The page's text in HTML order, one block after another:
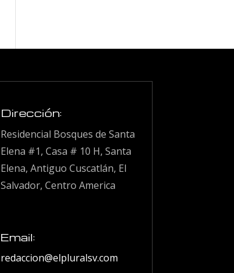
Dirección:
Residencial Bosques de Santa
Elena #1, Casa # 10 H, Santa
Elena, Antiguo Cuscatlán, El
Salvador, Centro America
Email:
redaccion@elpluralsv.com